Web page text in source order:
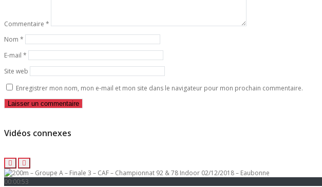
Commentaire *
Nom *
E-mail *
Site web
Enregistrer mon nom, mon e-mail et mon site dans le navigateur pour mon prochain commentaire.
Vidéos connexes
00:00:53